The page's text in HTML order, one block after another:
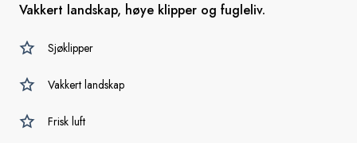
Vakkert landskap, høye klipper og fugleliv.
Sjøklipper
Vakkert landskap
Frisk luft